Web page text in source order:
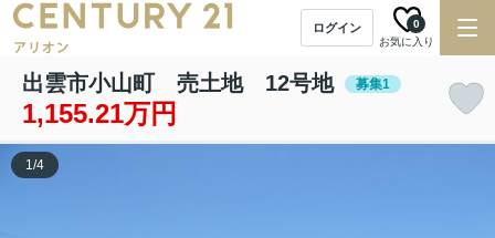
ログイン
お気に入り
0
出雲市小山町 売土地 12号地 募集1
1,155.21万円
1/4